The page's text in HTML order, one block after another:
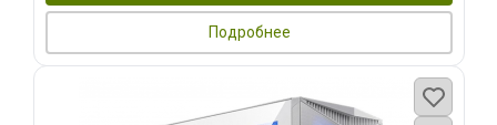
Подробнее